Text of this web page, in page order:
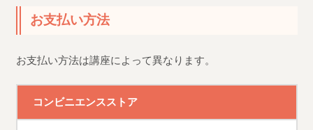
お支払い方法
お支払い方法は講座によって異なります。
コンビニエンスストア